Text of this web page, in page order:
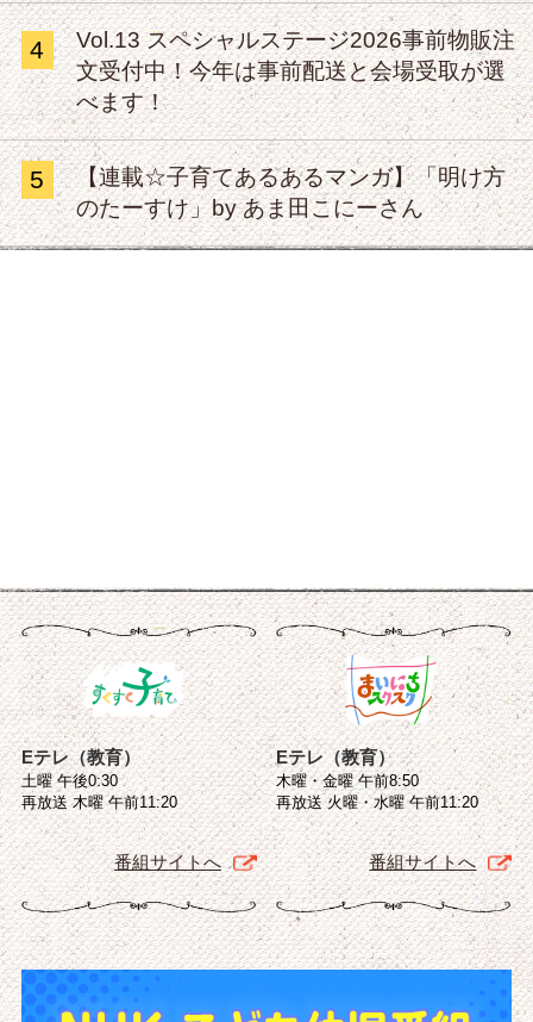
4
Vol.13 スペシャルステージ2026事前物販注
文受付中！今年は事前配送と会場受取が選
べます！
5
【連載☆子育てあるあるマンガ】「明け方
のたーすけ」by あま田こにーさん
Eテレ（教育）
土曜 午後0:30
再放送 木曜 午前11:20
番組サイトへ
Eテレ（教育）
木曜・金曜 午前8:50
再放送 火曜・水曜 午前11:20
番組サイトへ